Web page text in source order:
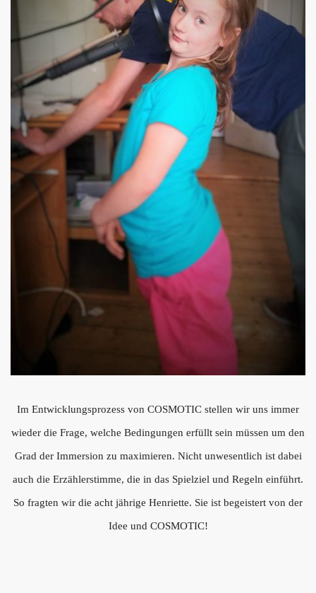
Im Entwicklungsprozess von COSMOTIC stellen wir uns immer
wieder die Frage, welche Bedingungen erfüllt sein müssen um den
Grad der Immersion zu maximieren. Nicht unwesentlich ist dabei
auch die Erzählerstimme, die in das Spielziel und Regeln einführt.
So fragten wir die acht jährige Henriette. Sie ist begeistert von der
Idee und COSMOTIC!